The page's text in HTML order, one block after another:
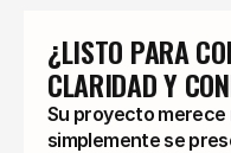
¿LISTO PARA
CLARIDAD Y
Su proyecto
simplemente se